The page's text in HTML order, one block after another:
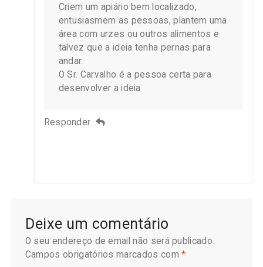
Criem um apiário bem localizado,
entusiasmem as pessoas, plantem uma
área com urzes ou outros alimentos e
talvez que a ideia tenha pernas para
andar.
O Sr. Carvalho é a pessoa certa para
desenvolver a ideia
Responder
Deixe um comentário
O seu endereço de email não será publicado.
Campos obrigatórios marcados com*